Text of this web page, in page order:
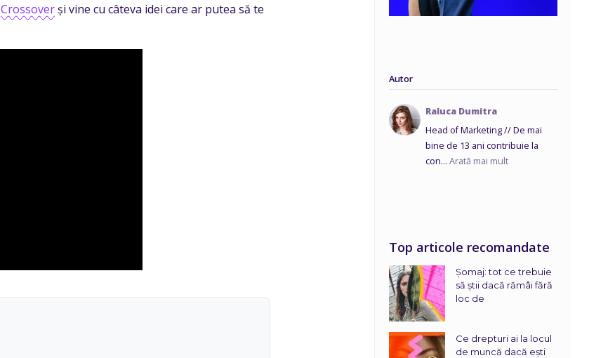
Crossoverși vine cu câteva idei care ar putea să te
Autor
Raluca Dumitra
Head of Marketing // De mai
bine de 13 ani contribuie la
con...Arată mai mult
Top articole recomandate
Șomaj: tot ce trebuie
să știi dacă rămâi fără
loc de
Ce drepturi ai la locul
de muncă dacă ești